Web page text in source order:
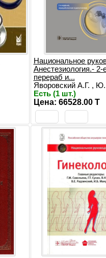
Национальное
Анестезиология.- 2-
перераб и...
Яворовский А.Г. ,
Есть (1 шт.)
Цена: 66528.00 T